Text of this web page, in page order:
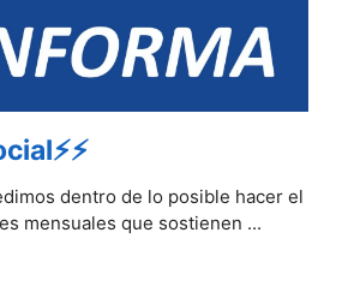
dentro de lo posible hacer el
mensuales que sostienen ...